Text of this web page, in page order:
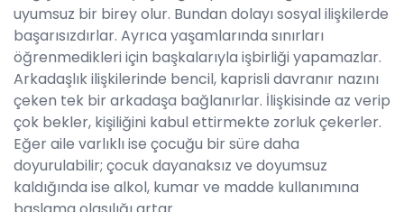
uyumsuz bir birey olur. Bundan dolayı sosyal ilişkilerde
başarısızdırlar. Ayrıca yaşamlarında sınırları
öğrenmedikleri için başkalarıyla işbirliği yapamazlar.
Arkadaşlık ilişkilerinde bencil, kaprisli davranır nazını
çeken tek bir arkadaşa bağlanırlar. İlişkisinde az verip
çok bekler, kişiliğini kabul ettirmekte zorluk çekerler.
Eğer aile varlıklı ise çocuğu bir süre daha
doyurulabilir; çocuk dayanaksız ve doyumsuz
kaldığında ise alkol, kumar ve madde kullanımına